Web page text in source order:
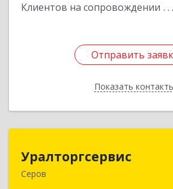
Клиентов на сопровождении
Отправить
Показать
Отправить
Назад
Уралторгсервис
Серов
624980, Свердловская обл,